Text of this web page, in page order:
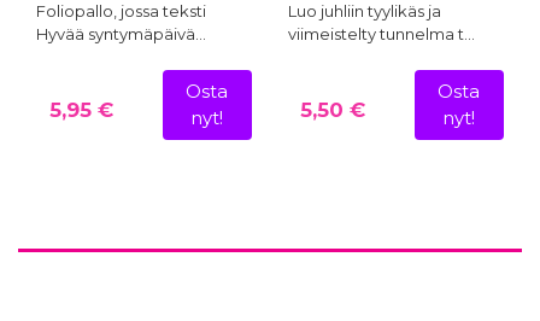
Foliopallo, jossa teksti
Hyvää syntymäpäivä…
5,95 €
Osta
nyt!
Luo juhliin tyylikäs ja
viimeistelty tunnelma t…
5,50 €
Osta
nyt!